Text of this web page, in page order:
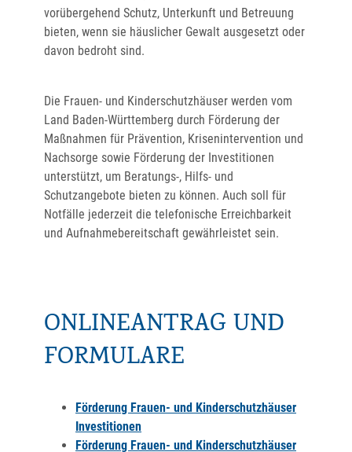
vorübergehend Schutz, Unterkunft und Betreuung
bieten, wenn sie häuslicher Gewalt ausgesetzt oder
davon bedroht sind.
Die Frauen- und Kinderschutzhäuser werden vom
Land Baden-Württemberg durch Förderung der
Maßnahmen für Prävention, Krisenintervention und
Nachsorge sowie Förderung der Investitionen
unterstützt, um Beratungs-, Hilfs- und
Schutzangebote bieten zu können. Auch soll für
Notfälle jederzeit die telefonische Erreichbarkeit
und Aufnahmebereitschaft gewährleistet sein.
ONLINEANTRAG UND
FORMULARE
Förderung Frauen- und Kinderschutzhäuser
Investitionen
Förderung Frauen- und Kinderschutzhäuser